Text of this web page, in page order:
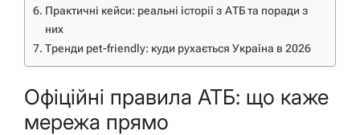
Практичні кейси: реальні історії з АТБ та поради з
них
Тренди pet-friendly: куди рухається Україна в 2026
Офіційні правила АТБ: що каже
мережа прямо